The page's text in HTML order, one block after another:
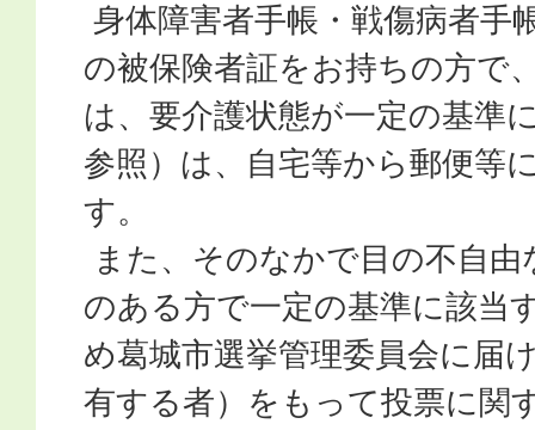
身体障害者手帳・戦傷病者手
の被保険者証をお持ちの方で
は、要介護状態が一定の基準
参照）は、自宅等から郵便等
す。
また、そのなかで目の不自
のある方で一定の基準に該当
め葛城市選挙管理委員会に届
有する者）をもって投票に関